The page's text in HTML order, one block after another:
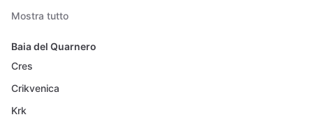
Mostra tutto
Baia del Quarnero
Cres
Crikvenica
Krk